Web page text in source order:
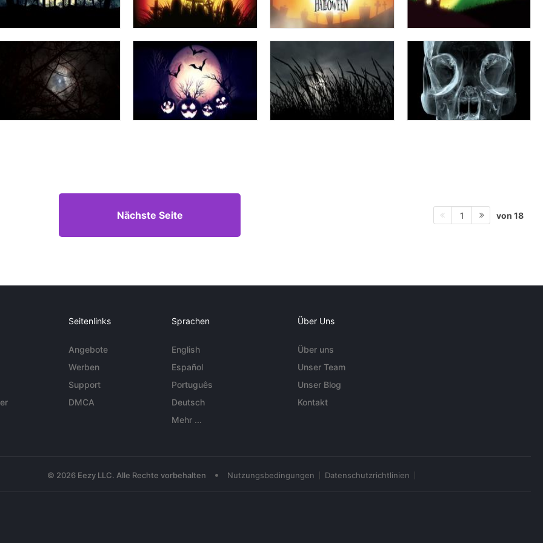
Nächste Seite 1 von 18
Seitenlinks
Angebote
Werben
Support
DMCA
Sprachen
English
Español
Português
Deutsch
Mehr ...
Über Uns
Über uns
Unser Team
Unser Blog
Kontakt
© 2026 Eezy LLC. Alle Rechte vorbehalten • Nutzungsbedingungen Datenschutzrichtlinien